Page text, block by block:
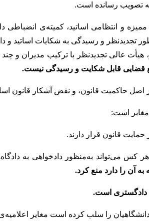
و انتظامی اساتید، کمیته‌ی
تجدیدنظر و رسیدگی به شکایات
هیأت عالی تجدیدنظر با ترکیب مدیران
قضایی قابل شکایت و رسیدگی نیست.
اصل حاکمیت قانون، و نقض آشکار قانون
مغایر است:
قانون‏ قرار دارند.
به‏‌منظور دادخواهی‏ به‏
آن‏ را دارد منع کرد.
دادگستری‏ است‏.
را سلب کرده است مغایر